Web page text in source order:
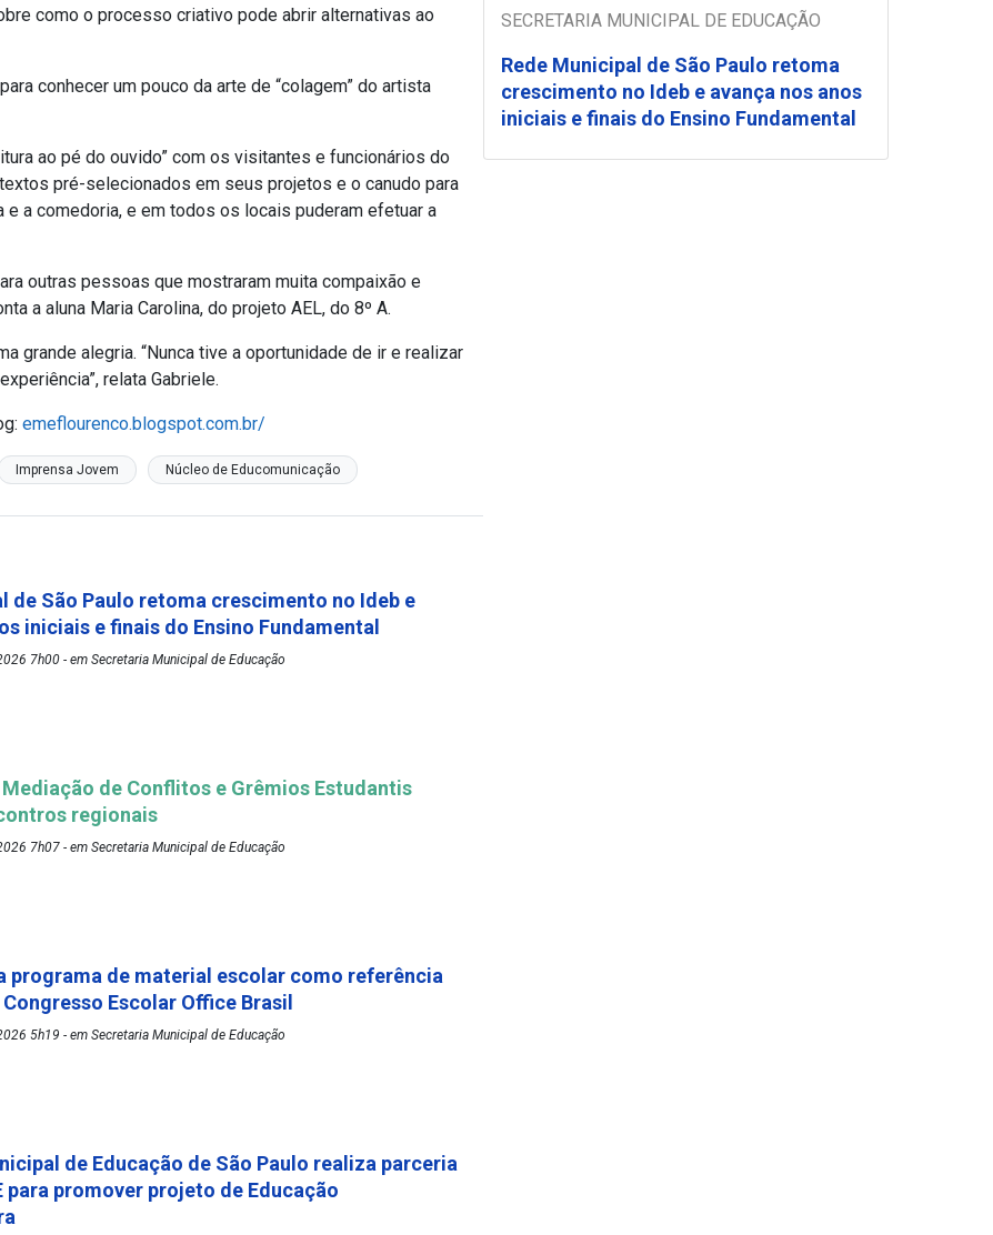
como o processo criativo pode abrir alternativas ao
conhecer um pouco da arte de “colagem” do artista
ao pé do ouvido” com os visitantes e funcionários do
pré-selecionados em seus projetos e o canudo para
a comedoria, e em todos os locais puderam efetuar a
outras pessoas que mostraram muita compaixão e
a aluna Maria Carolina, do projeto AEL, do 8º A.
grande alegria. “Nunca tive a oportunidade de ir e realizar
relata Gabriele.
emeflourenco.blogspot.com.br/
Imprensa Jovem Núcleo de Educomunicação
SECRETARIA MUNICIPAL DE EDUCAÇÃO
Rede Municipal de São Paulo retoma
crescimento no Ideb e avança nos anos
iniciais e finais do Ensino Fundamental
de São Paulo retoma crescimento no Ideb e
iniciais e finais do Ensino Fundamental
7h00 - em Secretaria Municipal de Educação
de Conflitos e Grêmios Estudantis
regionais
7h07 - em Secretaria Municipal de Educação
programa de material escolar como referência
Escolar Office Brasil
5h19 - em Secretaria Municipal de Educação
de Educação de São Paulo realiza parceria
para promover projeto de Educação